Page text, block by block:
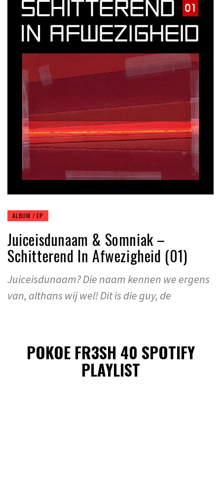
ALBUM / EP
Juiceisdunaam & Somniak –
Schitterend In Afwezigheid (01)
Juiceisdunaam? Die naam kennen we ergens
van, althans wij wel! Dit is die guy, de
POKOE FR3SH 40 SPOTIFY
PLAYLIST